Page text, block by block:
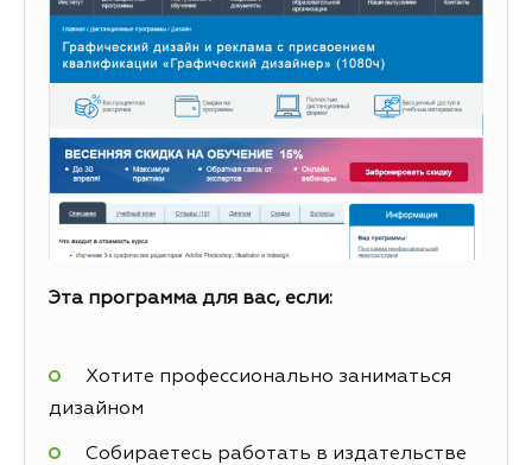
Эта программа для вас, если:
Хотите профессионально заниматься
дизайном
Собираетесь работать в издательстве